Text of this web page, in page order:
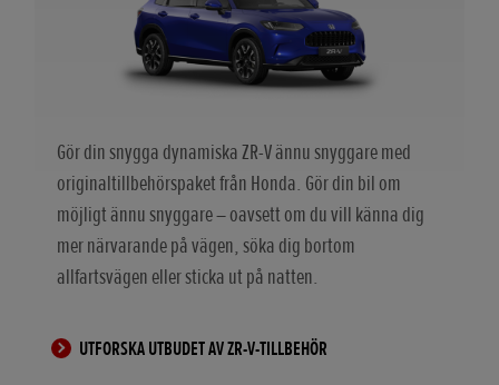
Gör din snygga dynamiska ZR-V ännu snyggare med
originaltillbehörspaket från Honda. Gör din bil om
möjligt ännu snyggare – oavsett om du vill känna dig
mer närvarande på vägen, söka dig bortom
allfartsvägen eller sticka ut på natten.
UTFORSKA UTBUDET AV ZR-V-TILLBEHÖR